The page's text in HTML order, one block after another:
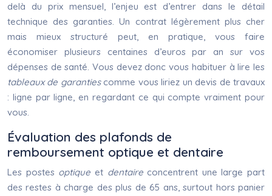
delà du prix mensuel, l’enjeu est d’entrer dans le détail
technique des garanties. Un contrat légèrement plus cher
mais mieux structuré peut, en pratique, vous faire
économiser plusieurs centaines d’euros par an sur vos
dépenses de santé. Vous devez donc vous habituer à lire les
tableaux de garantiescomme vous liriez un devis de travaux
: ligne par ligne, en regardant ce qui compte vraiment pour
vous.
Évaluation des plafonds de
remboursement optique et dentaire
Les postes optique et dentaireconcentrent une large part
des restes à charge des plus de 65 ans, surtout hors panier